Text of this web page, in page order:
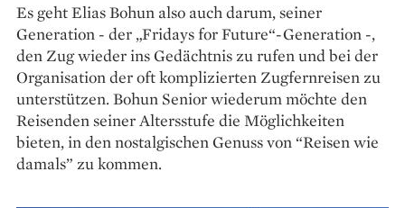
Es geht Elias Bohun also auch darum, seiner
Generation - der „Fridays for Future“-Generation -,
den Zug wieder ins Gedächtnis zu rufen und bei der
Organisation der oft komplizierten Zugfernreisen zu
unterstützen. Bohun Senior wiederum möchte den
Reisenden seiner Altersstufe die Möglichkeiten
bieten, in den nostalgischen Genuss von “Reisen wie
damals” zu kommen.